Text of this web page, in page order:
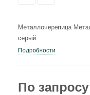
Металлочерепица
серый
Подробности
По запросу